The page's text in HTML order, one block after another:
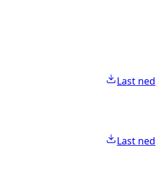
Last ned
Last ned